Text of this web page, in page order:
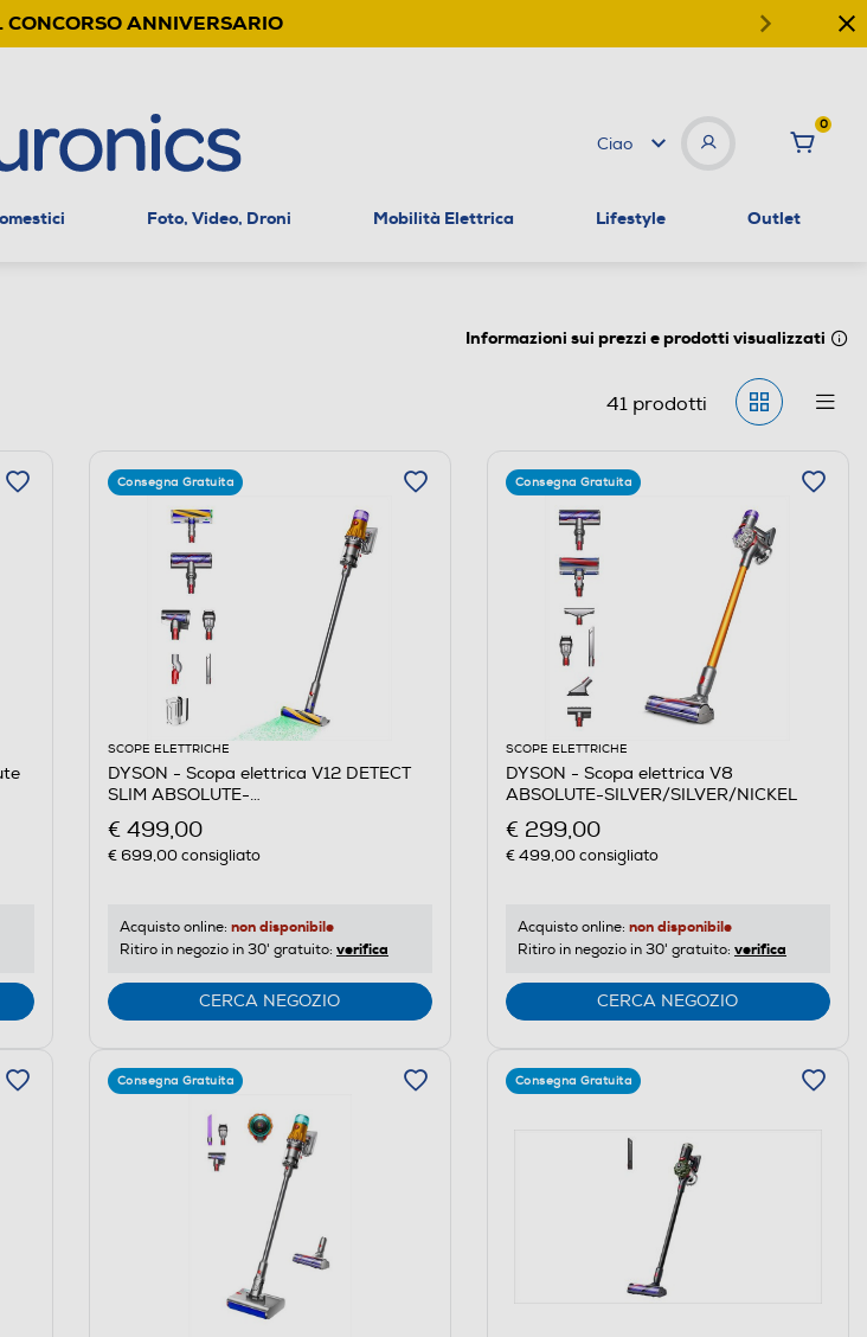
CONCORSO ANNIVERSARIO
Ciao
0
Foto, Video, Droni Mobilità Elettrica Lifestyle Outlet
Informazioni sui prezzi e prodotti visualizzati
41prodotti
Consegna Gratuita
SCOPE ELETTRICHE
DYSON - Scopa elettrica V12 DETECT
SLIM ABSOLUTE-
€ 499,00
€ 699,00consigliato
Acquisto online: non disponibile
Ritiro in negozio in 30' gratuito: verifica
CERCA NEGOZIO
Consegna Gratuita
SCOPE ELETTRICHE
DYSON - Scopa elettrica V8
ABSOLUTE-SILVER/SILVER/NICKEL
€ 299,00
€ 499,00consigliato
Acquisto online: non disponibile
Ritiro in negozio in 30' gratuito: verifica
CERCA NEGOZIO
Consegna Gratuita Consegna Gratuita